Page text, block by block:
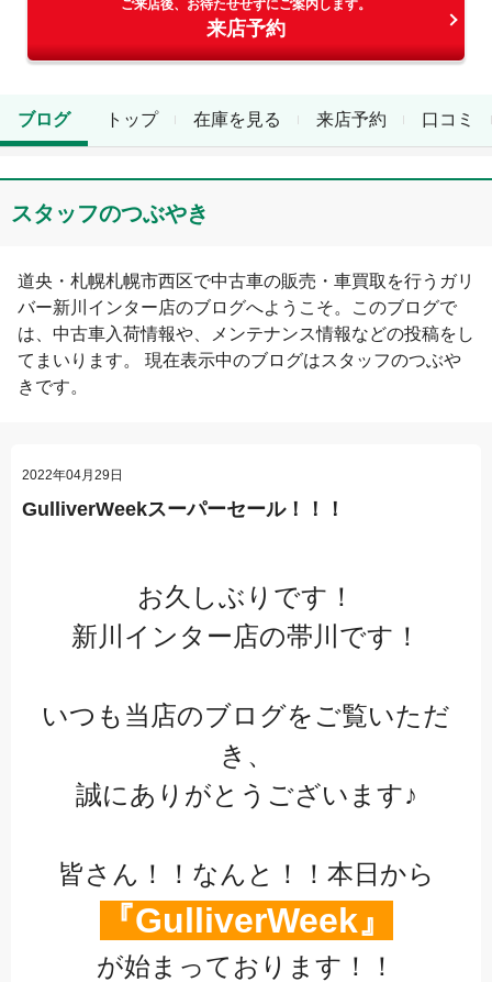
ご来店後、お待たせせずにご案内します。
来店予約
トップ 在庫を見る 来店予約 口コミ
ブログ
スタッフのつぶやき
道央・札幌札幌市西区で中古車の販売・車買取を行う ガリ
バー新川インター店のブログへようこそ。このブログで
は、中古車入荷情報や、メンテナンス情報などの投稿をし
てまいります。 現在表示中のブログはスタッフのつぶや
き です。
2022年04月29日
GulliverWeekスーパーセール！！！
お久しぶりです！
新川インター店の帯川です！
いつも当店のブログをご覧いただ
き、
誠にありがとうございます♪
皆さん！！なんと！！本日から
『GulliverWeek』
が始まっております！！